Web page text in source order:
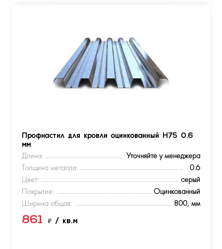
Профнастил для кровли оцинкованный Н75 0.6
мм
Длина:
Уточняйте у менеджера
Толщина металла:
0.6
Цвет:
серый
Покрытие:
Оцинкованный
Ширина общая:
800, мм
861 ₽ / кв.м